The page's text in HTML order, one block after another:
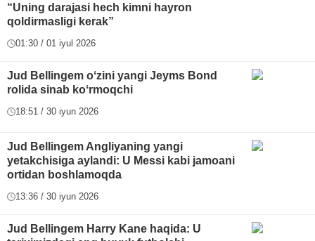
“Uning darajasi hech kimni hayron
qoldirmasligi kerak”
01:30 / 01 iyul 2026
Jud Bellingem oʻzini yangi Jeyms Bond
rolida sinab koʻrmoqchi
18:51 / 30 iyun 2026
Jud Bellingem Angliyaning yangi
yetakchisiga aylandi: U Messi kabi jamoani
ortidan boshlamoqda
13:36 / 30 iyun 2026
Jud Bellingem Harry Kane haqida: U